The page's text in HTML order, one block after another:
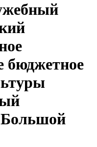
бюджетное
Большой